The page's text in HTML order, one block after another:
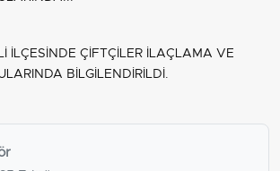
İLÇESİNDE ÇİFTÇİLER İLAÇLAMA VE
BİLGİLENDİRİLDİ.